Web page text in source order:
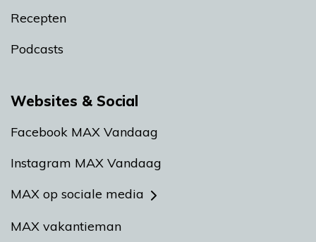
Recepten
Podcasts
Websites & Social
Facebook MAX Vandaag
Instagram MAX Vandaag
MAX op sociale media
MAX vakantieman